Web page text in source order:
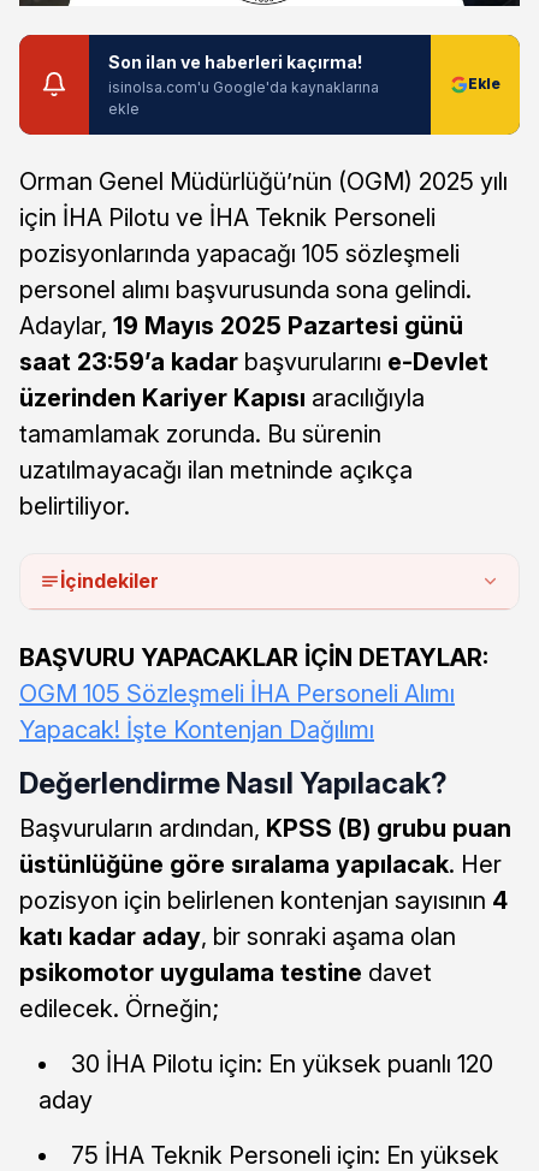
Son ilan ve haberleri kaçırma!
isinolsa.com'u Google'da kaynaklarına
ekle
Orman Genel Müdürlüğü’nün (OGM) 2025 yılı
için İHA Pilotu ve İHA Teknik Personeli
pozisyonlarında yapacağı 105 sözleşmeli
personel alımı başvurusunda sona gelindi.
Adaylar, 19 Mayıs 2025 Pazartesi günü
saat 23:59’a kadar başvurularını e-Devlet
üzerinden Kariyer Kapısı aracılığıyla
tamamlamak zorunda. Bu sürenin
uzatılmayacağı ilan metninde açıkça
belirtiliyor.
İçindekiler
BAŞVURU YAPACAKLAR İÇİN DETAYLAR:
OGM 105 Sözleşmeli İHA Personeli Alımı
Yapacak! İşte Kontenjan Dağılımı
Değerlendirme Nasıl Yapılacak?
Başvuruların ardından, KPSS (B) grubu puan
üstünlüğüne göre sıralama yapılacak. Her
pozisyon için belirlenen kontenjan sayısının 4
katı kadar aday, bir sonraki aşama olan
psikomotor uygulama testine davet
edilecek. Örneğin;
30 İHA Pilotu için: En yüksek puanlı 120
aday
75 İHA Teknik Personeli için: En yüksek